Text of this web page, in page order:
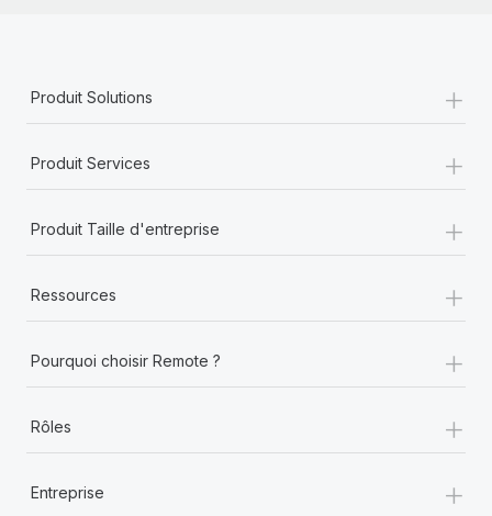
Produit Solutions +
Produit Services +
Produit Taille d'entreprise +
Ressources +
Pourquoi choisir Remote ? +
Rôles +
Entreprise +